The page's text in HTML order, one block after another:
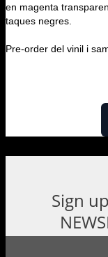
en magenta
taques negres.
Pre-order del vinil i
Sign